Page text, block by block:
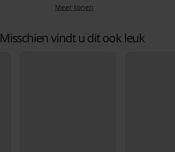
Meer tonen
Misschien vindt u dit ook leuk